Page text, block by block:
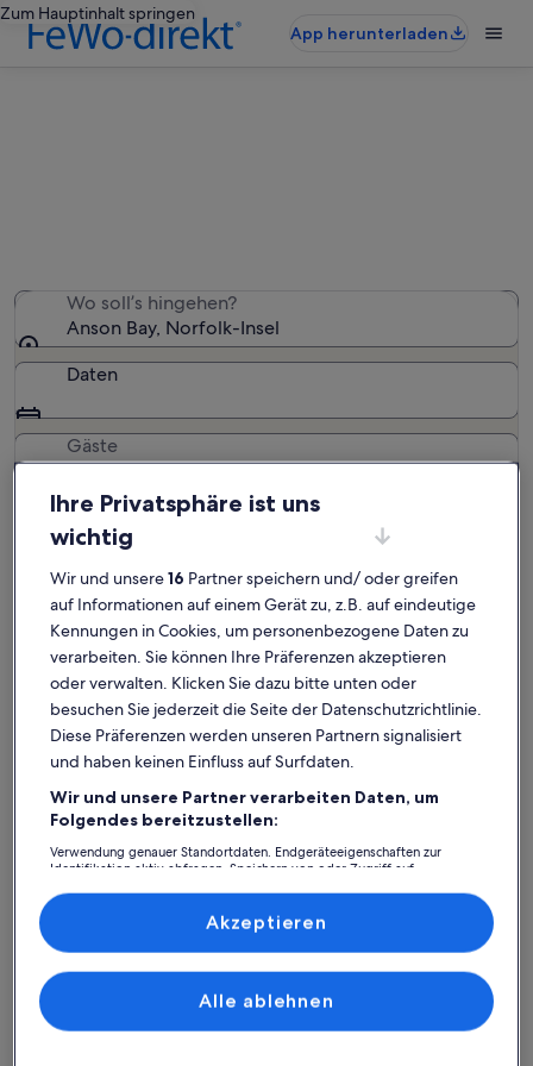
Zum Hauptinhalt springen
App herunterladen
Wo soll’s hingehen?
Anson Bay, Norfolk-Insel
Daten
Gäste
2 Gäste
Norfolk-Insel Ferienunterkünfte für Familien nahe Anson Bay
Anson Bay: Finde deine perfekte
Unterkunft
Ihre Privatsphäre ist uns
wichtig
Wir und unsere16 Partner speichern und/ oder greifen
auf Informationen auf einem Gerät zu, z.B. auf eindeutige
Kennungen in Cookies, um personenbezogene Daten zu
verarbeiten. Sie können Ihre Präferenzen akzeptieren
oder verwalten. Klicken Sie dazu bitte unten oder
besuchen Sie jederzeit die Seite der Datenschutzrichtlinie.
Diese Präferenzen werden unseren Partnern signalisiert
und haben keinen Einfluss auf Surfdaten.
Wir und unsere Partner verarbeiten Daten, um
Folgendes bereitzustellen:
Verwendung genauer Standortdaten. Endgeräteeigenschaften zur
Identifikation aktiv abfragen. Speichern von oder Zugriff auf
Inhalte, Messung von Werbeleistung und der Performance von Inhalten,
Zielgruppenforschung sowie Entwicklung und Verbesserung von
Liste der Partner (Lieferanten)
Alle ablehnen
Akzeptieren